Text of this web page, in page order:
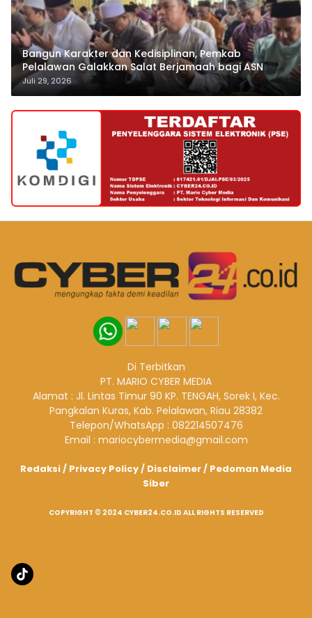
Bangun Karakter dan Kedisiplinan, Pemkab
Pelalawan Galakkan Salat Berjamaah bagi ASN
Juli 29, 2026
Di Terbitkan
PT. MARIO CYBER MEDIA
Alamat : Jl. Lintas Timur 90 KP. TENGAH, Sorek I, Kec.
Pangkalan Kuras, Kab. Pelalawan, Riau 28382
Telepon/WhatsApp : 082214507476
Email : mariocybermedia@gmail.com
Redaksi/ Privacy Policy/ Disclaimer/ Pedoman Media
Siber
COPYRIGHT © 2024 CYBER24.CO.ID ALL RIGHTS RESERVED